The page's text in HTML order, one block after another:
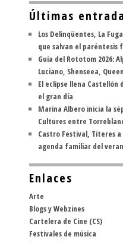
Últimas
Los Delinqüentes, La
que salvan el paréntesis
Guía del Rototom 2026:
Luciano, Shenseea,
El eclipse llena
el gran día
Marina Albero inicia la
Cultures entre
Castro Festival, Títeres
agenda familiar del
Enlaces
Arte
Blogs y Webzines
Cartelera de Cine (CS)
Festivales de música